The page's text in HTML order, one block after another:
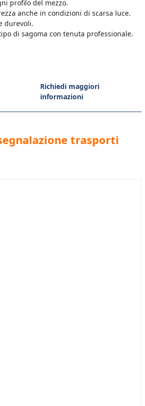
profilo del mezzo.
anche in condizioni di scarsa luce.
durevoli.
di sagoma con tenuta professionale.
Richiedi maggiori
informazioni
trasporti